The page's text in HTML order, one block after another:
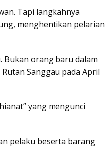
Tapi langkahnya
menghentikan pelarian
Bukan orang baru dalam
Sanggau pada April
yang mengunci
pelaku beserta barang